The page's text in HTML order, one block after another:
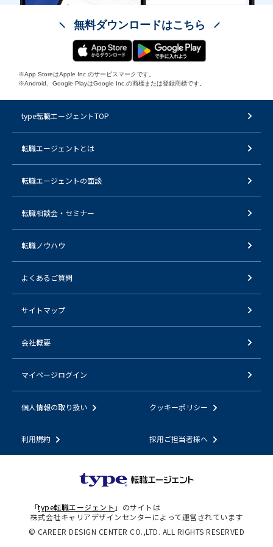
無料ダウンロードはこちら
※App StoreはApple Inc.のサービスマークです。
※Android、Google PlayはGoogle Inc.の商標または登録商標です。
type転職エージェントTOP
転職エージェントとは
転職エージェントの面談
転職相談会・セミナー
転職ノウハウ
よくあるご質問
サイトマップ
会社概要
マイページログイン
個人情報の取り扱い クッキーポリシー
利用規約 採用ご担当者様へ
「type転職エージェント 」のサイトは
株式会社キャリアデザインセンターによって運営されています
© CAREER DESIGN CENTER CO.,LTD. ALL RIGHTS RESERVED